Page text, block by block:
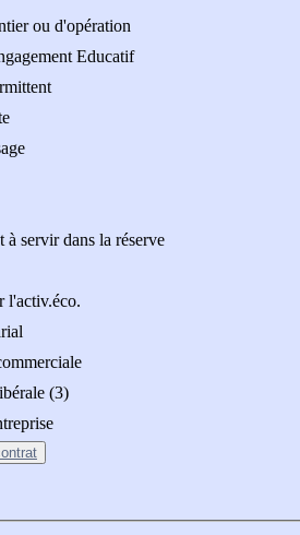
ou d'opération
Educatif
à servir dans la réserve
l'activ.éco.
(3)